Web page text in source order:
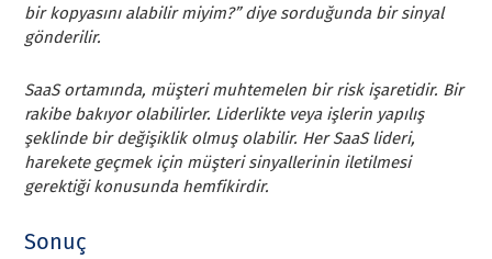
bir kopyasını alabilir miyim?” diye sorduğunda bir sinyal
gönderilir.
SaaS ortamında, müşteri muhtemelen bir risk işaretidir. Bir
rakibe bakıyor olabilirler. Liderlikte veya işlerin yapılış
şeklinde bir değişiklik olmuş olabilir. Her SaaS lideri,
harekete geçmek için müşteri sinyallerinin iletilmesi
gerektiği konusunda hemfikirdir.
Sonuç